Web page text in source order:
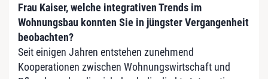
Frau Kaiser, welche integrativen Trends im
Wohnungsbau konnten Sie in jüngster Vergangenheit
beobachten?
Seit einigen Jahren entstehen zunehmend
Kooperationen zwischen Wohnungswirtschaft und